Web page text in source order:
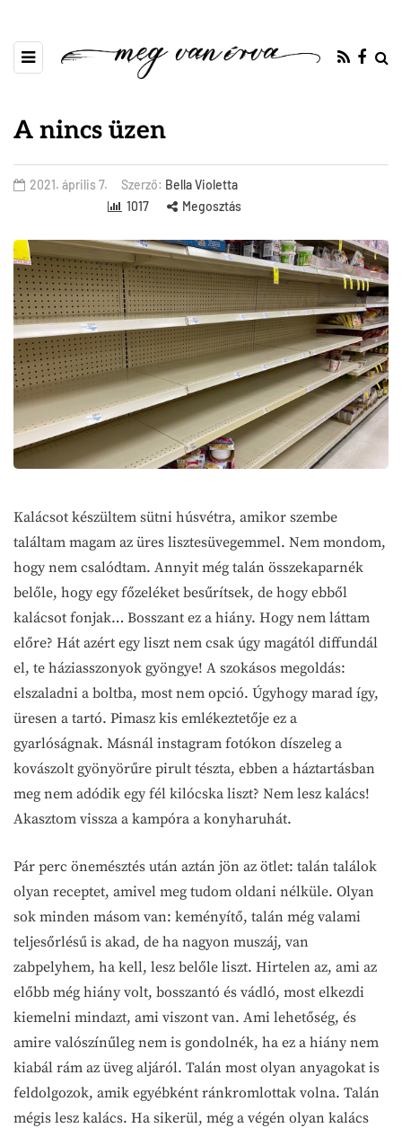
A nincs üzen
2021. április 7. Szerző: Bella Violetta
1017
Megosztás
Kalácsot készültem sütni húsvétra, amikor szembe
találtam magam az üres lisztesüvegemmel. Nem mondom,
hogy nem csalódtam. Annyit még talán összekaparnék
belőle, hogy egy főzeléket besűrítsek, de hogy ebből
kalácsot fonjak… Bosszant ez a hiány. Hogy nem láttam
előre? Hát azért egy liszt nem csak úgy magától diffundál
el, te háziasszonyok gyöngye! A szokásos megoldás:
elszaladni a boltba, most nem opció. Úgyhogy marad így,
üresen a tartó. Pimasz kis emlékeztetője ez a
gyarlóságnak. Másnál instagram fotókon díszeleg a
kovászolt gyönyörűre pirult tészta, ebben a háztartásban
meg nem adódik egy fél kilócska liszt? Nem lesz kalács!
Akasztom vissza a kampóra a konyharuhát.
Pár perc önemésztés után aztán jön az ötlet: talán találok
olyan receptet, amivel meg tudom oldani nélküle. Olyan
sok minden másom van: keményítő, talán még valami
teljesőrlésű is akad, de ha nagyon muszáj, van
zabpelyhem, ha kell, lesz belőle liszt. Hirtelen az, ami az
előbb még hiány volt, bosszantó és vádló, most elkezdi
kiemelni mindazt, ami viszont van. Ami lehetőség, és
amire valószínűleg nem is gondolnék, ha ez a hiány nem
kiabál rám az üveg aljáról. Talán most olyan anyagokat is
feldolgozok, amik egyébként ránkromlottak volna. Talán
mégis lesz kalács. Ha sikerül, még a végén olyan kalács